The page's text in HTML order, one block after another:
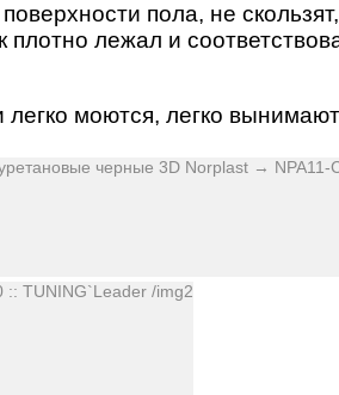
пола, не
лежал и
моются, легко